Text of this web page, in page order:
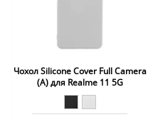
Чохол Silicone Cover Full Camera
(A) для Realme 11 5G